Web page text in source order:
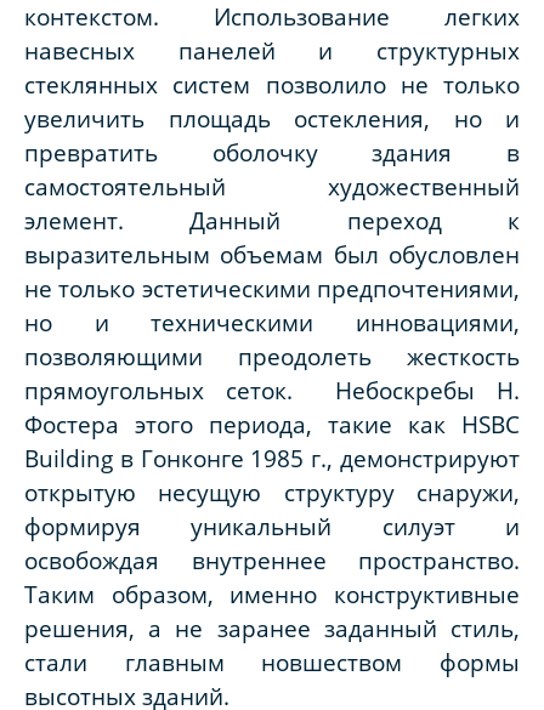
контекстом. Использование легких
навесных панелей и структурных
стеклянных систем позволило не только
увеличить площадь остекления, но и
превратить оболочку здания в
самостоятельный художественный
элемент. Данный переход к
выразительным объемам был обусловлен
не только эстетическими предпочтениями,
но и техническими инновациями,
позволяющими преодолеть жесткость
прямоугольных сеток. Небоскребы Н.
Фостера этого периода, такие как HSBC
Building в Гонконге 1985 г., демонстрируют
открытую несущую структуру снаружи,
формируя уникальный силуэт и
освобождая внутреннее пространство.
Таким образом, именно конструктивные
решения, а не заранее заданный стиль,
стали главным новшеством формы
высотных зданий.